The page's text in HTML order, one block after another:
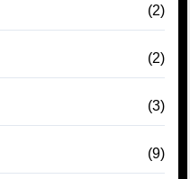
(2)
(2)
(3)
(9)